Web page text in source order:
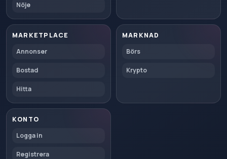
Nöje
MARKETPLACE
Annonser
Bostad
Hitta
MARKNAD
Börs
Krypto
KONTO
Logga in
Registrera